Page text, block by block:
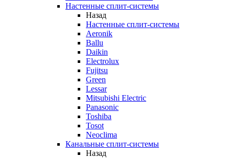
Настенные сплит-системы
Назад
Настенные сплит-системы
Aeronik
Ballu
Daikin
Electrolux
Fujitsu
Green
Lessar
Mitsubishi Electric
Panasonic
Toshiba
Tosot
Neoclima
Канальные сплит-системы
Назад